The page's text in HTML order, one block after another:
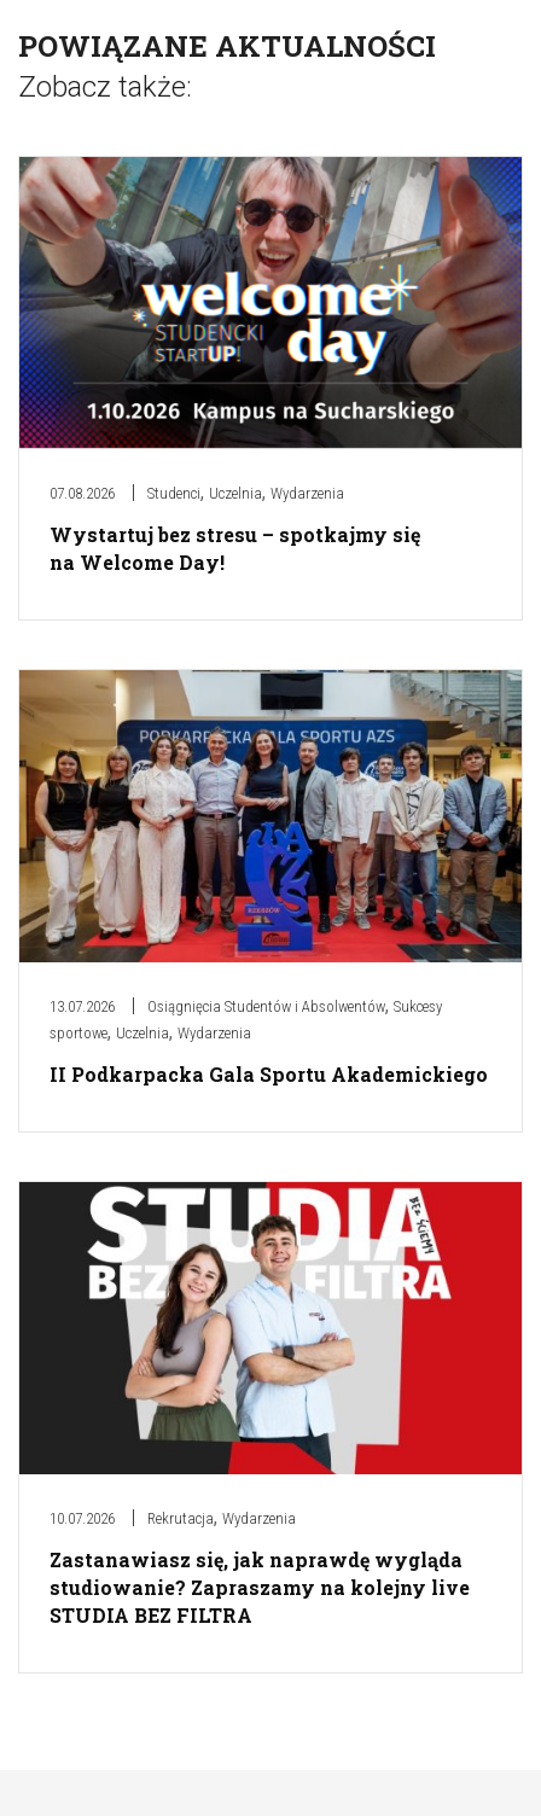
POWIĄZANE AKTUALNOŚCI
Zobacz także:
07.08.2026 Studenci, Uczelnia, Wydarzenia
Wystartuj bez stresu – spotkajmy się
na Welcome Day!
13.07.2026 Osiągnięcia Studentów i Absolwentów, Sukcesy
sportowe, Uczelnia, Wydarzenia
II Podkarpacka Gala Sportu Akademickiego
10.07.2026 Rekrutacja, Wydarzenia
Zastanawiasz się, jak naprawdę wygląda
studiowanie? Zapraszamy na kolejny live
STUDIA BEZ FILTRA